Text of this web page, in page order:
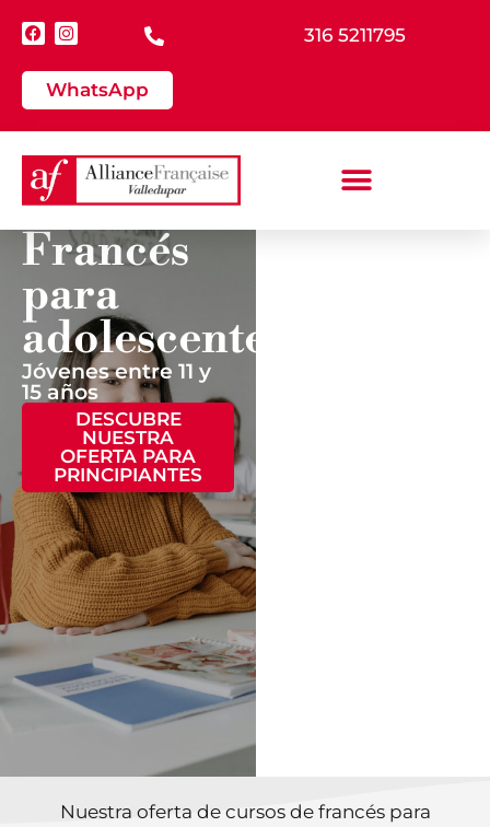
316 5211795
WhatsApp
Francés
para
adolescentes
Jóvenes entre 11 y
15 años
DESCUBRE
NUESTRA
OFERTA PARA
PRINCIPIANTES
Nuestra oferta de cursos de francés para